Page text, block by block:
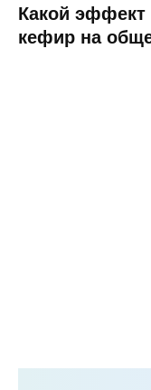
Какой
кефир на